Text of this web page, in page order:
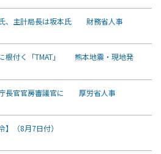
、主計局長は坂本氏 財務省人事
根付く「TMAT」 熊本地震・現地発
長官官房審議官に 厚労省人事
】（8月7日付）